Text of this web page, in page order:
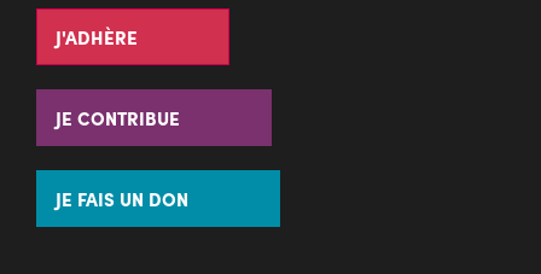
J'ADHÈRE
JE CONTRIBUE
JE FAIS UN DON